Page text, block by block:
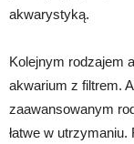
akwarystyką.
Kolejnym rodzajem
akwarium z filtrem.
zaawansowanym
łatwe w